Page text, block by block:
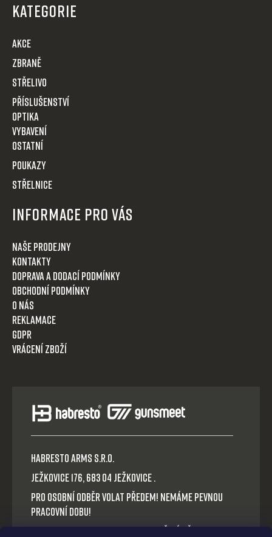
KATEGORIE
AKCE
Zbraně
Střelivo
Příslušenství
Optika
VYBAVENÍ
OSTATNÍ
POUKAZY
STŘELNICE
Informace pro Vás
Naše prodejny
Kontakty
Doprava a dodací podmínky
Obchodní podmínky
O nás
Reklamace
GDPR
Vrácení zboží
HABRESTO ARMS s.r.o.
Ježkovice 176, 683 04 Ježkovice .
Pro osobní odběr volat předem! Nemáme pevnou
pracovní dobu!
Platba v hotovosti nebo QR okamžitý převod.